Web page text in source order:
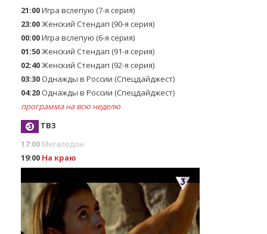
21:00Игра вслепую (7-я серия)
23:00Женский Стендап (90-я серия)
00:00Игра вслепую (6-я серия)
01:50Женский Стендап (91-я серия)
02:40Женский Стендап (92-я серия)
03:30 Однажды в России (Спецдайджест)
04:20 Однажды в России (Спецдайджест)
программа на всю неделю
ТВ3
17:00 Мегалодон
19:00 На краю